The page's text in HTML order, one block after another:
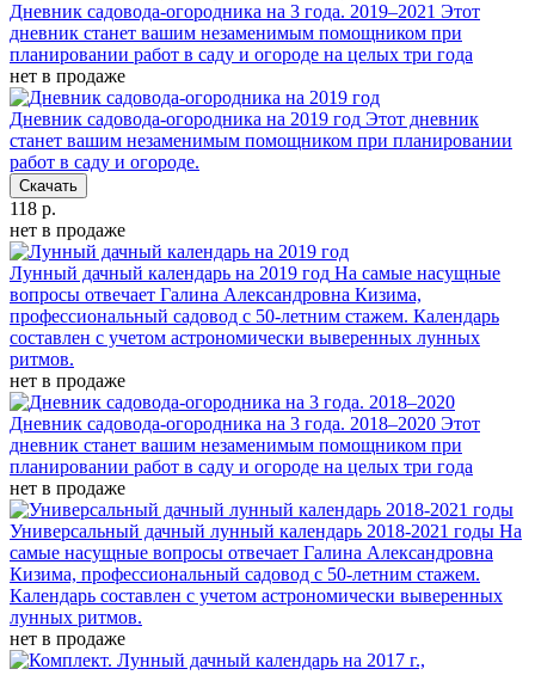
Дневник садовода-огородника на 3 года. 2019–2021 Этот
дневник станет вашим незаменимым помощником при
планировании работ в саду и огороде на целых три года
нет в продаже
Дневник садовода-огородника на 2019 год Этот дневник
станет вашим незаменимым помощником при планировании
работ в саду и огороде.
Скачать
118 р.
нет в продаже
Лунный дачный календарь на 2019 год На самые насущные
вопросы отвечает Галина Александровна Кизима,
профессиональный садовод с 50-летним стажем. Календарь
составлен с учетом астрономически выверенных лунных
ритмов.
нет в продаже
Дневник садовода-огородника на 3 года. 2018–2020 Этот
дневник станет вашим незаменимым помощником при
планировании работ в саду и огороде на целых три года
нет в продаже
Универсальный дачный лунный календарь 2018-2021 годы На
самые насущные вопросы отвечает Галина Александровна
Кизима, профессиональный садовод с 50-летним стажем.
Календарь составлен с учетом астрономически выверенных
лунных ритмов.
нет в продаже